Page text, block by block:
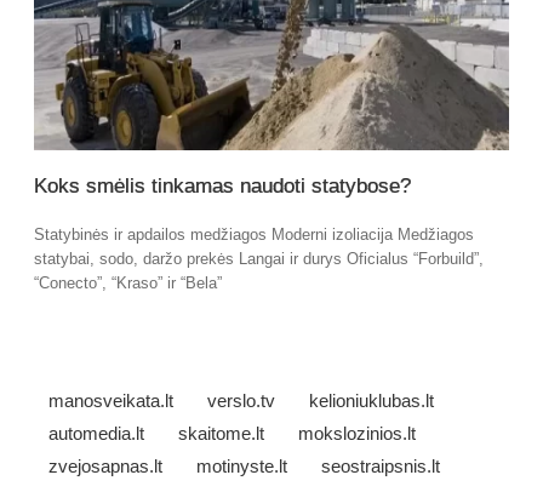
Koks smėlis tinkamas naudoti statybose?
Statybinės ir apdailos medžiagos Moderni izoliacija Medžiagos
statybai, sodo, daržo prekės Langai ir durys Oficialus “Forbuild”,
“Conecto”, “Kraso” ir “Bela”
manosveikata.lt verslo.tv
kelioniuklubas.lt
automedia.lt
skaitome.lt
mokslozinios.lt
zvejosapnas.lt
motinyste.lt seostraipsnis.lt